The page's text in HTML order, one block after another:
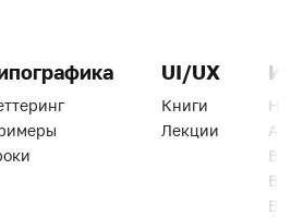
UI/UX
Книги
Лекции
Веб